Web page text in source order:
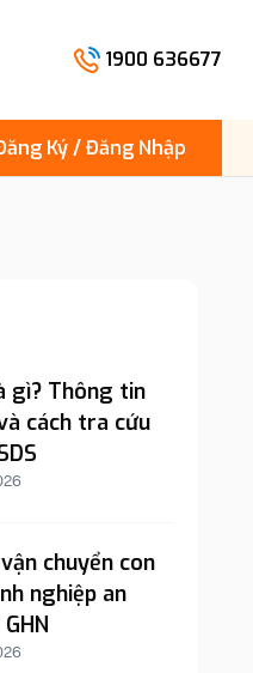
1900 636677
Ký / Đăng Nhập
gì? Thông tin
cách tra cứu
chuyển con
nghiệp an